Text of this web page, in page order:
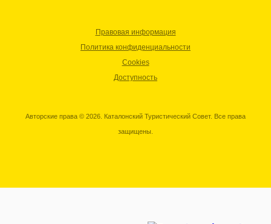
Правовая информация
Политика конфиденциальности
Cookies
Доступность
Авторские права © 2026. Каталонский Туристический Совет. Все права
защищены.